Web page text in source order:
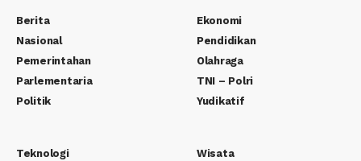
Berita
Nasional
Pemerintahan
Parlementaria
Politik
Ekonomi
Pendidikan
Olahraga
TNI – Polri
Yudikatif
Teknologi Wisata